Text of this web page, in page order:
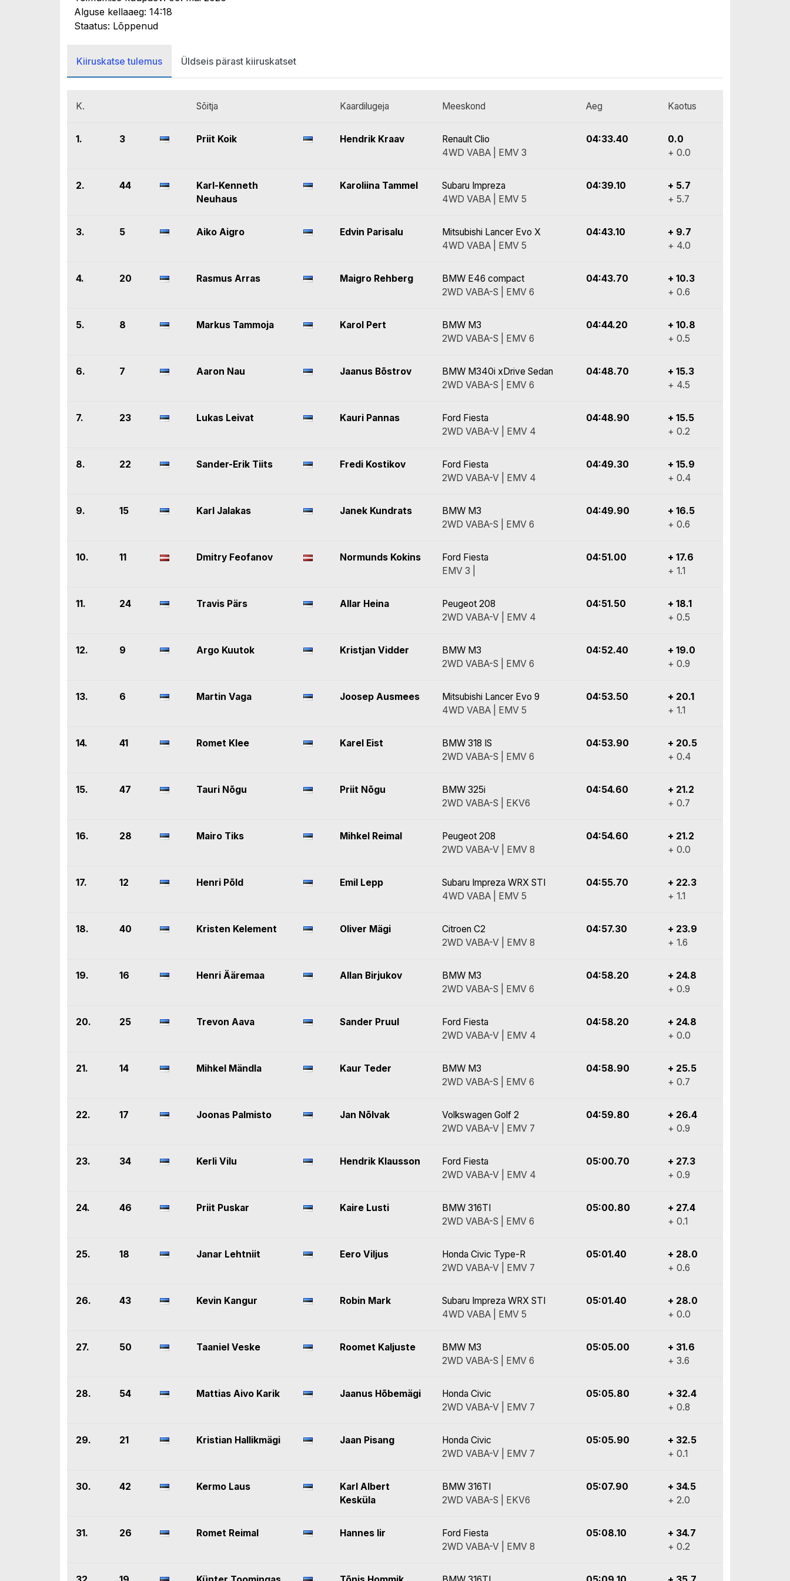
Alguse kellaaeg: 14:18
Staatus: Lõppenud
Kiiruskatse tulemus Üldseis pärast kiiruskatset
K. Sõitja Kaardilugeja Meeskond Aeg Kaotus
1. 3 Priit Koik Hendrik Kraav
Renault Clio
4WD VABA | EMV 3
04:33.40
0.0
+ 0.0
2. 44
Karl-Kenneth
Neuhaus
Karoliina Tammel
Subaru Impreza
4WD VABA | EMV 5
04:39.10
+ 5.7
+ 5.7
3. 5 Aiko Aigro Edvin Parisalu
Mitsubishi Lancer Evo X
4WD VABA | EMV 5
04:43.10
+ 9.7
+ 4.0
4. 20 Rasmus Arras Maigro Rehberg
BMW E46 compact
2WD VABA-S | EMV 6
04:43.70
+ 10.3
+ 0.6
5. 8 Markus Tammoja Karol Pert
BMW M3
2WD VABA-S | EMV 6
04:44.20
+ 10.8
+ 0.5
6. 7 Aaron Nau Jaanus Bõstrov
BMW M340i xDrive Sedan
2WD VABA-S | EMV 6
04:48.70
+ 15.3
+ 4.5
7. 23 Lukas Leivat Kauri Pannas
Ford Fiesta
2WD VABA-V | EMV 4
04:48.90
+ 15.5
+ 0.2
8. 22 Sander-Erik Tiits Fredi Kostikov
Ford Fiesta
2WD VABA-V | EMV 4
04:49.30
+ 15.9
+ 0.4
9. 15 Karl Jalakas Janek Kundrats
BMW M3
2WD VABA-S | EMV 6
04:49.90
+ 16.5
+ 0.6
10. 11 Dmitry Feofanov Normunds Kokins
Ford Fiesta
EMV 3 |
04:51.00
+ 17.6
+ 1.1
11. 24 Travis Pärs Allar Heina
Peugeot 208
2WD VABA-V | EMV 4
04:51.50
+ 18.1
+ 0.5
12. 9 Argo Kuutok Kristjan Vidder
BMW M3
2WD VABA-S | EMV 6
04:52.40
+ 19.0
+ 0.9
13. 6 Martin Vaga Joosep Ausmees
Mitsubishi Lancer Evo 9
4WD VABA | EMV 5
04:53.50
+ 20.1
+ 1.1
14. 41 Romet Klee Karel Eist
BMW 318 IS
2WD VABA-S | EMV 6
04:53.90
+ 20.5
+ 0.4
15. 47 Tauri Nõgu Priit Nõgu
BMW 325i
2WD VABA-S | EKV6
04:54.60
+ 21.2
+ 0.7
16. 28 Mairo Tiks Mihkel Reimal
Peugeot 208
2WD VABA-V | EMV 8
04:54.60
+ 21.2
+ 0.0
17. 12 Henri Põld Emil Lepp
Subaru Impreza WRX STI
4WD VABA | EMV 5
04:55.70
+ 22.3
+ 1.1
18. 40 Kristen Kelement Oliver Mägi
Citroen C2
2WD VABA-V | EMV 8
04:57.30
+ 23.9
+ 1.6
19. 16 Henri Ääremaa Allan Birjukov
BMW M3
2WD VABA-S | EMV 6
04:58.20
+ 24.8
+ 0.9
20. 25 Trevon Aava Sander Pruul
Ford Fiesta
2WD VABA-V | EMV 4
04:58.20
+ 24.8
+ 0.0
21. 14 Mihkel Mändla Kaur Teder
BMW M3
2WD VABA-S | EMV 6
04:58.90
+ 25.5
+ 0.7
22. 17 Joonas Palmisto Jan Nõlvak
Volkswagen Golf 2
2WD VABA-V | EMV 7
04:59.80
+ 26.4
+ 0.9
23. 34 Kerli Vilu Hendrik Klausson
Ford Fiesta
2WD VABA-V | EMV 4
05:00.70
+ 27.3
+ 0.9
24. 46 Priit Puskar Kaire Lusti
BMW 316TI
2WD VABA-S | EMV 6
05:00.80
+ 27.4
+ 0.1
25. 18 Janar Lehtniit Eero Viljus
Honda Civic Type-R
2WD VABA-V | EMV 7
05:01.40
+ 28.0
+ 0.6
26. 43 Kevin Kangur Robin Mark
Subaru Impreza WRX STI
4WD VABA | EMV 5
05:01.40
+ 28.0
+ 0.0
27. 50 Taaniel Veske Roomet Kaljuste
BMW M3
2WD VABA-S | EMV 6
05:05.00
+ 31.6
+ 3.6
28. 54 Mattias Aivo Karik Jaanus Hõbemägi
Honda Civic
2WD VABA-V | EMV 7
05:05.80
+ 32.4
+ 0.8
29. 21 Kristian Hallikmägi Jaan Pisang
Honda Civic
2WD VABA-V | EMV 7
05:05.90
+ 32.5
+ 0.1
30. 42 Kermo Laus
Karl Albert
Kesküla
BMW 316TI
2WD VABA-S | EKV6
05:07.90
+ 34.5
+ 2.0
31. 26 Romet Reimal Hannes Iir
Ford Fiesta
2WD VABA-V | EMV 8
05:08.10
+ 34.7
+ 0.2